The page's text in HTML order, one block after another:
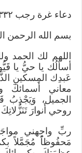
دعاء غرة رجب ١٣٣٢هـ
بسم الله الرحمن
اللهم لك الحمد
أسألُك يا حيُّ يا
عَبدِك المِسكينِ
معاني أسمائكَ
الجميل، وَيَجْذِبُ
روحي أَنوارَ
ربِّ واجِهني
مَحفُوظاً مُجَمَّلاً